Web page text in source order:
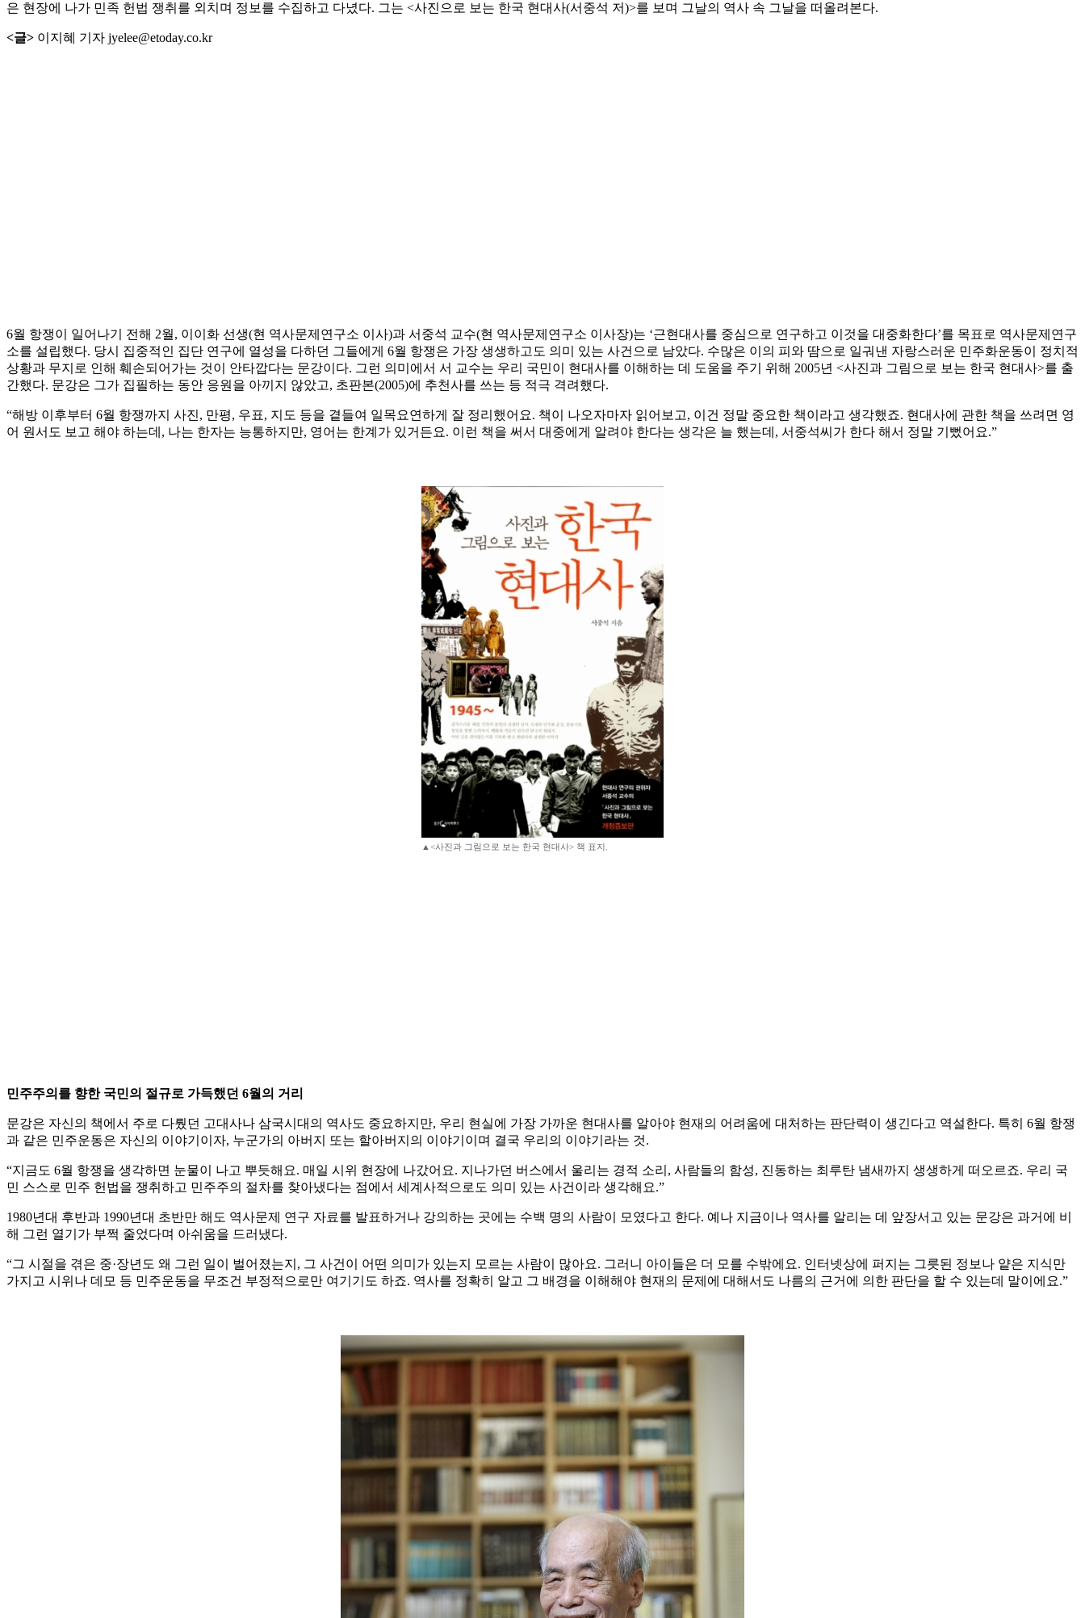
은 현장에 나가 민족 헌법 쟁취를 외치며 정보를 수집하고 다녔다. 그는 <사진으로 보는 한국 현대사(서중석 저)>를 보며 그날의 역사 속 그날을 떠올려본다.
<글> 이지혜 기자 jyelee@etoday.co.kr
6월 항쟁이 일어나기 전해 2월, 이이화 선생(현 역사문제연구소 이사)과 서중석 교수(현 역사문제연구소 이사장)는 ‘근현대사를 중심으로 연구하고 이것을 대중화한다’를 목표로 역사문제연구
소를 설립했다. 당시 집중적인 집단 연구에 열성을 다하던 그들에게 6월 항쟁은 가장 생생하고도 의미 있는 사건으로 남았다. 수많은 이의 피와 땀으로 일궈낸 자랑스러운 민주화운동이 정치적
상황과 무지로 인해 훼손되어가는 것이 안타깝다는 문강이다. 그런 의미에서 서 교수는 우리 국민이 현대사를 이해하는 데 도움을 주기 위해 2005년 <사진과 그림으로 보는 한국 현대사>를 출
간했다. 문강은 그가 집필하는 동안 응원을 아끼지 않았고, 초판본(2005)에 추천사를 쓰는 등 적극 격려했다.
“해방 이후부터 6월 항쟁까지 사진, 만평, 우표, 지도 등을 곁들여 일목요연하게 잘 정리했어요. 책이 나오자마자 읽어보고, 이건 정말 중요한 책이라고 생각했죠. 현대사에 관한 책을 쓰려면 영
어 원서도 보고 해야 하는데, 나는 한자는 능통하지만, 영어는 한계가 있거든요. 이런 책을 써서 대중에게 알려야 한다는 생각은 늘 했는데, 서중석씨가 한다 해서 정말 기뻤어요.”
▲<사진과 그림으로 보는 한국 현대사> 책 표지.
민주주의를 향한 국민의 절규로 가득했던 6월의 거리
문강은 자신의 책에서 주로 다뤘던 고대사나 삼국시대의 역사도 중요하지만, 우리 현실에 가장 가까운 현대사를 알아야 현재의 어려움에 대처하는 판단력이 생긴다고 역설한다. 특히 6월 항쟁
과 같은 민주운동은 자신의 이야기이자, 누군가의 아버지 또는 할아버지의 이야기이며 결국 우리의 이야기라는 것.
“지금도 6월 항쟁을 생각하면 눈물이 나고 뿌듯해요. 매일 시위 현장에 나갔어요. 지나가던 버스에서 울리는 경적 소리, 사람들의 함성, 진동하는 최루탄 냄새까지 생생하게 떠오르죠. 우리 국
민 스스로 민주 헌법을 쟁취하고 민주주의 절차를 찾아냈다는 점에서 세계사적으로도 의미 있는 사건이라 생각해요.”
1980년대 후반과 1990년대 초반만 해도 역사문제 연구 자료를 발표하거나 강의하는 곳에는 수백 명의 사람이 모였다고 한다. 예나 지금이나 역사를 알리는 데 앞장서고 있는 문강은 과거에 비
해 그런 열기가 부쩍 줄었다며 아쉬움을 드러냈다.
“그 시절을 겪은 중·장년도 왜 그런 일이 벌어졌는지, 그 사건이 어떤 의미가 있는지 모르는 사람이 많아요. 그러니 아이들은 더 모를 수밖에요. 인터넷상에 퍼지는 그릇된 정보나 얕은 지식만
가지고 시위나 데모 등 민주운동을 무조건 부정적으로만 여기기도 하죠. 역사를 정확히 알고 그 배경을 이해해야 현재의 문제에 대해서도 나름의 근거에 의한 판단을 할 수 있는데 말이에요.”